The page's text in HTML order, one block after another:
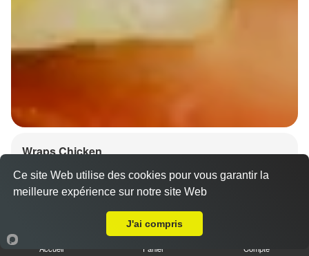
Wraps Chicken
8.50 €
Accueil Panier Compte
Ce site Web utilise des cookies pour vous garantir la
meilleure expérience sur notre site Web
J'ai compris